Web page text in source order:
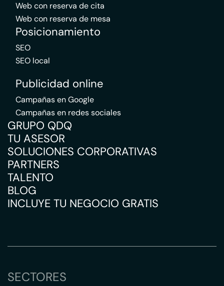
Web con reserva de cita
Web con reserva de mesa
Posicionamiento
SEO
SEO local
Publicidad online
Campañas en Google
Campañas en redes sociales
GRUPO QDQ
TU ASESOR
SOLUCIONES CORPORATIVAS
PARTNERS
TALENTO
BLOG
INCLUYE TU NEGOCIO GRATIS
SECTORES